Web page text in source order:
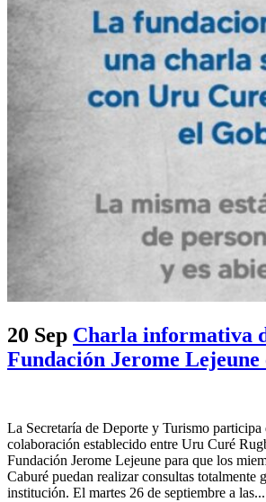
20 Sep Charla informativa
Fundación Jerome
La Secretaría de Deporte y Turismo participa
colaboración establecido entre Uru Curé
Fundación Jerome Lejeune para que los
Caburé puedan realizar consultas totalmente
institución. El martes 26 de septiembre a las...